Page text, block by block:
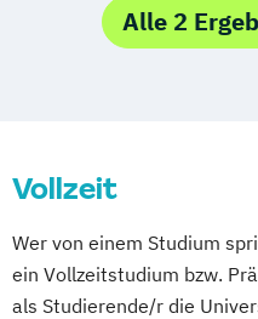
Medizin- und
Alle 2
Vollzeit
Wer von einem Studium
ein Vollzeitstudium bzw.
als Studierende/r die